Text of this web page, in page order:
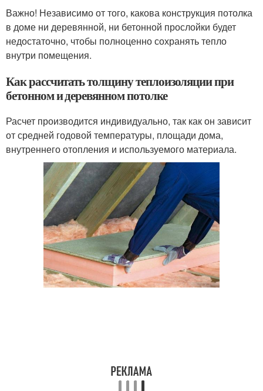
Важно! Независимо от того, какова конструкция потолка
в доме ни деревянной, ни бетонной прослойки будет
недостаточно, чтобы полноценно сохранять тепло
внутри помещения.
Как рассчитать толщину теплоизоляции при
бетонном и деревянном потолке
Расчет производится индивидуально, так как он зависит
от средней годовой температуры, площади дома,
внутреннего отопления и используемого материала.